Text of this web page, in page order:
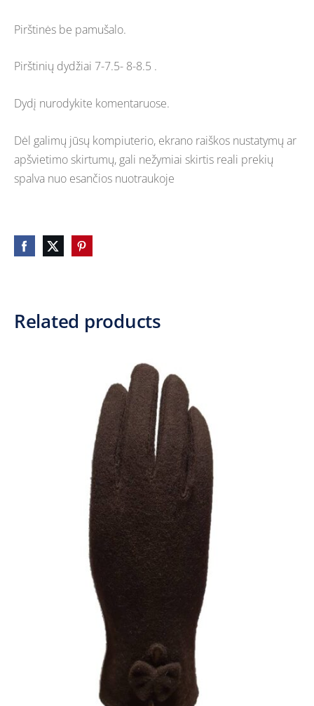
Pirštinės be pamušalo.
Pirštinių dydžiai 7-7.5- 8-8.5 .
Dydį nurodykite komentaruose.
Dėl galimų jūsų kompiuterio, ekrano raiškos nustatymų ar
apšvietimo skirtumų, gali nežymiai skirtis reali prekių
spalva nuo esančios nuotraukoje
Related products